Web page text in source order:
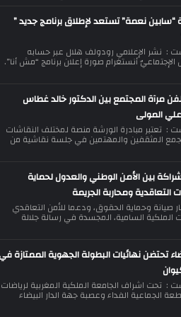
“سابين نعمة” تستعد لإطلاق برنامج جديد ”
: نشر الإعلامي رودولف هلال عبر حسابه
أنستغرام صورة إعلان برنامج “مش أنا”.
مرآة المجتمع بين الدكتور خالد غطاس
المولى
: تعتبر مبادرة الورشة منصة لمختلف النقاشات
تجمع المثقفين والمهتمين في جلسة نقاشية من
بين الأمن الوطني والعدول لحماية
التعاقدية ومحاربة الجريمة
صيانة وحماية الحقوق، ودعما للأمن التعاقدي
الملكية السامية، المجسدة في رسالة جلالة
تحتضن نهائيات البطولة الجهوية الممتازة في
: تحت اشراف الجامعة الملكية المغربية لرياضات
الجماعية الفداء وعصبة جهة الدار البيضاء